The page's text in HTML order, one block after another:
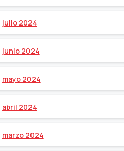
julio 2024
junio 2024
mayo 2024
abril 2024
marzo 2024